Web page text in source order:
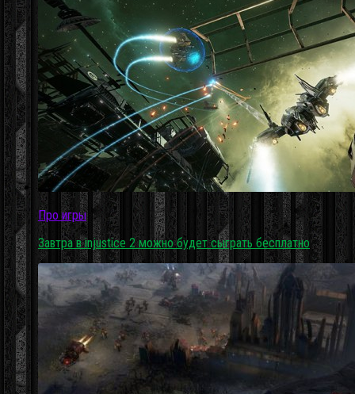
Про игры
Завтра в injustice 2 можно будет сыграть бесплатно